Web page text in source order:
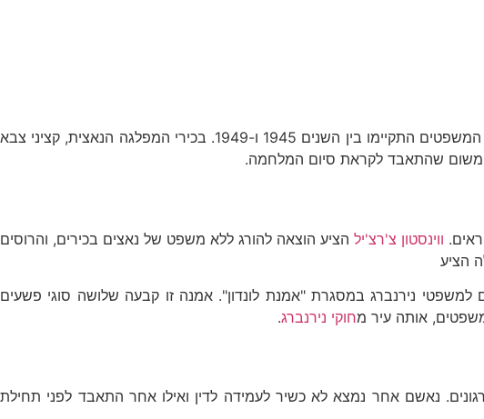
המשפטים התקיימו בין השנים 1945 ו-1949. בכירי המפלגה הנאצית, קציני צבא
משום שהתאבד לקראת סיום המלחמה.
ווינסטון צ'רצ'יל הציע הוצאה להורג ללא משפט של נאצים בכירים, והרוסים
הציע
נירנברג במסגרת "אמנת לונדון". אמנה זו קבעה שלושה סוגי פשעים
אותה עיר מחוקי נירנברג.
נירנברג נערכו מ-20 בנובמבר 1945 עד 1 באוקטובר 1946. במשפטים הראשונים הועמדו לדין 24 נאצים ו-6 ארגונים. נאשם אחר נמצא לא כשיר לעמידה לדין ואילו אחר התאבד לפני תחילת